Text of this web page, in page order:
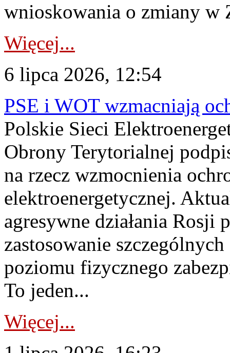
wnioskowania o zmiany w
Więcej...
6 lipca 2026, 12:54
PSE i WOT wzmacniają
Polskie Sieci
Obrony Terytorialnej
na rzecz wzmocnienia
elektroenergetycznej.
agresywne działania Rosji
zastosowanie
poziomu fizycznego
To jeden...
Więcej...